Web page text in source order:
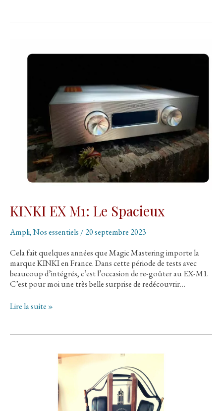
L’
KINKI EX M1: Le Spacieux
Ampli,Nos essentiels / 20 septembre 2023
Cela fait quelques années que Magic Mastering importe la
marque KINKI en France. Dans cette période de tests avec
beaucoup d’intégrés, c’est l’occasion de re-goûter au EX-M1.
C’est pour moi une très belle surprise de redécouvrir…
KINKI
Le
Lire la suite »